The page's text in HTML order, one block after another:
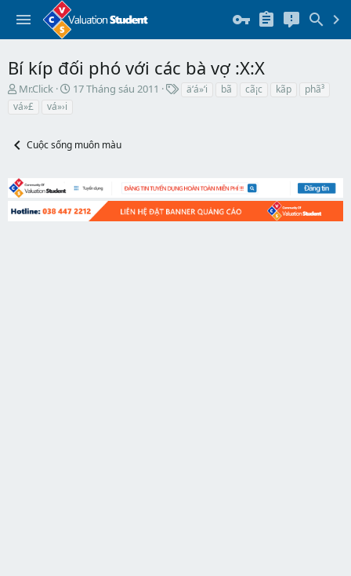
Bí kíp đối phó với các bà vợ :X:X
T
h
a
t
a
r
Mr.Click
N
b
đ
u
17 Tháng sáu 2011 ä‘á»‘i bã­ cã¡c kã­p
phã³
vá»£
vá»›i
Cuộc sống muôn màu